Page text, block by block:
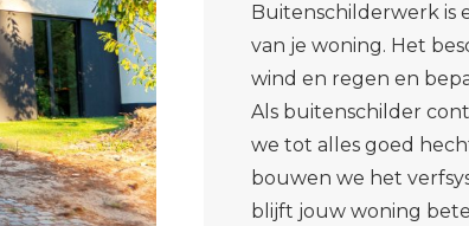
Buitenschilderwerk is
van je woning. Het
wind en regen en
Als buitenschilder
we tot alles goed
bouwen we het
blijft jouw woning